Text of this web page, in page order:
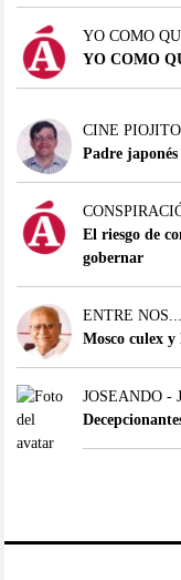
YO COMO
YO COMO
CINE
Padre japonés
El riesgo de
gobernar
ENTRE
Mosco culex
JOSEANDO -